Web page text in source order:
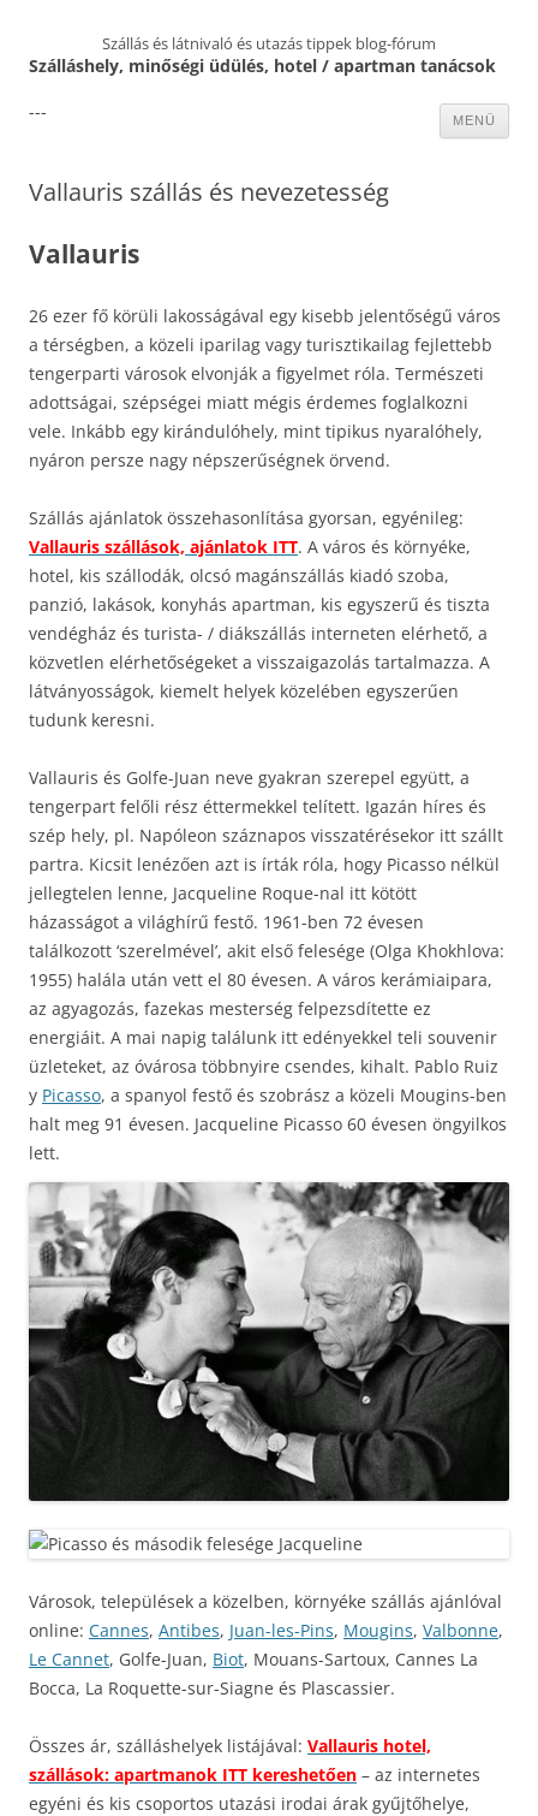
Szállás és látnivaló és utazás tippek blog-fórum
Szálláshely, minőségi üdülés, hotel / apartman tanácsok
MENÜ
---
Vallauris szállás és nevezetesség
Vallauris
26 ezer fő körüli lakosságával egy kisebb jelentőségű város
a térségben, a közeli iparilag vagy turisztikailag fejlettebb
tengerparti városok elvonják a figyelmet róla. Természeti
adottságai, szépségei miatt mégis érdemes foglalkozni
vele. Inkább egy kirándulóhely, mint tipikus nyaralóhely,
nyáron persze nagy népszerűségnek örvend.
Szállás ajánlatok összehasonlítása gyorsan, egyénileg:
Vallauris szállások, ajánlatok ITT. A város és környéke,
hotel, kis szállodák, olcsó magánszállás kiadó szoba,
panzió, lakások, konyhás apartman, kis egyszerű és tiszta
vendégház és turista- / diákszállás interneten elérhető, a
közvetlen elérhetőségeket a visszaigazolás tartalmazza. A
látványosságok, kiemelt helyek közelében egyszerűen
tudunk keresni.
Vallauris és Golfe-Juan neve gyakran szerepel együtt, a
tengerpart felőli rész éttermekkel telített. Igazán híres és
szép hely, pl. Napóleon száznapos visszatérésekor itt szállt
partra. Kicsit lenézően azt is írták róla, hogy Picasso nélkül
jellegtelen lenne, Jacqueline Roque-nal itt kötött
házasságot a világhírű festő. 1961-ben 72 évesen
találkozott ‘szerelmével’, akit első felesége (Olga Khokhlova:
1955) halála után vett el 80 évesen. A város kerámiaipara,
az agyagozás, fazekas mesterség felpezsdítette ez
energiáit. A mai napig találunk itt edényekkel teli souvenir
üzleteket, az óvárosa többnyire csendes, kihalt. Pablo Ruiz
y Picasso, a spanyol festő és szobrász a közeli Mougins-ben
halt meg 91 évesen. Jacqueline Picasso 60 évesen öngyilkos
lett.
Városok, települések a közelben, környéke szállás ajánlóval
online: Cannes, Antibes, Juan-les-Pins, Mougins, Valbonne,
Le Cannet, Golfe-Juan, Biot, Mouans-Sartoux, Cannes La
Bocca, La Roquette-sur-Siagne és Plascassier.
Összes ár, szálláshelyek listájával: Vallauris hotel,
szállások: apartmanok ITT kereshetően – az internetes
egyéni és kis csoportos utazási irodai árak gyűjtőhelye,